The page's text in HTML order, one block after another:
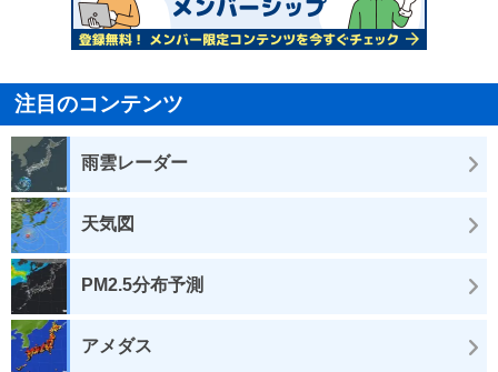
注目のコンテンツ
雨雲レーダー
天気図
PM2.5分布予測
アメダス